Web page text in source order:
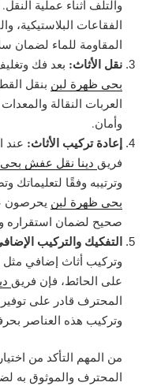
والتلف أثناء عملية
الفقاعات البلاستيكية،
المقاومة للماء لضمان
نقل الأثاث: بعد فك
بحي ظهرة لبن بنقل
العربات النقالة
وأمان.
إعادة تركيب الأثاث: عند
فريق دينا نقل عفش
وترتيبه وفقًا لتعليماتك
بحي ظهرة لبن يحرصون
صحيح لضمان استقراره
التفكيك والتركيب
وتركيب أثاث إضافي مثل
على الحائط، فإن فريق
المحترف قادر على
وتركيب هذه العناصر
من المهم التأكد من
المحترف والموثوق به